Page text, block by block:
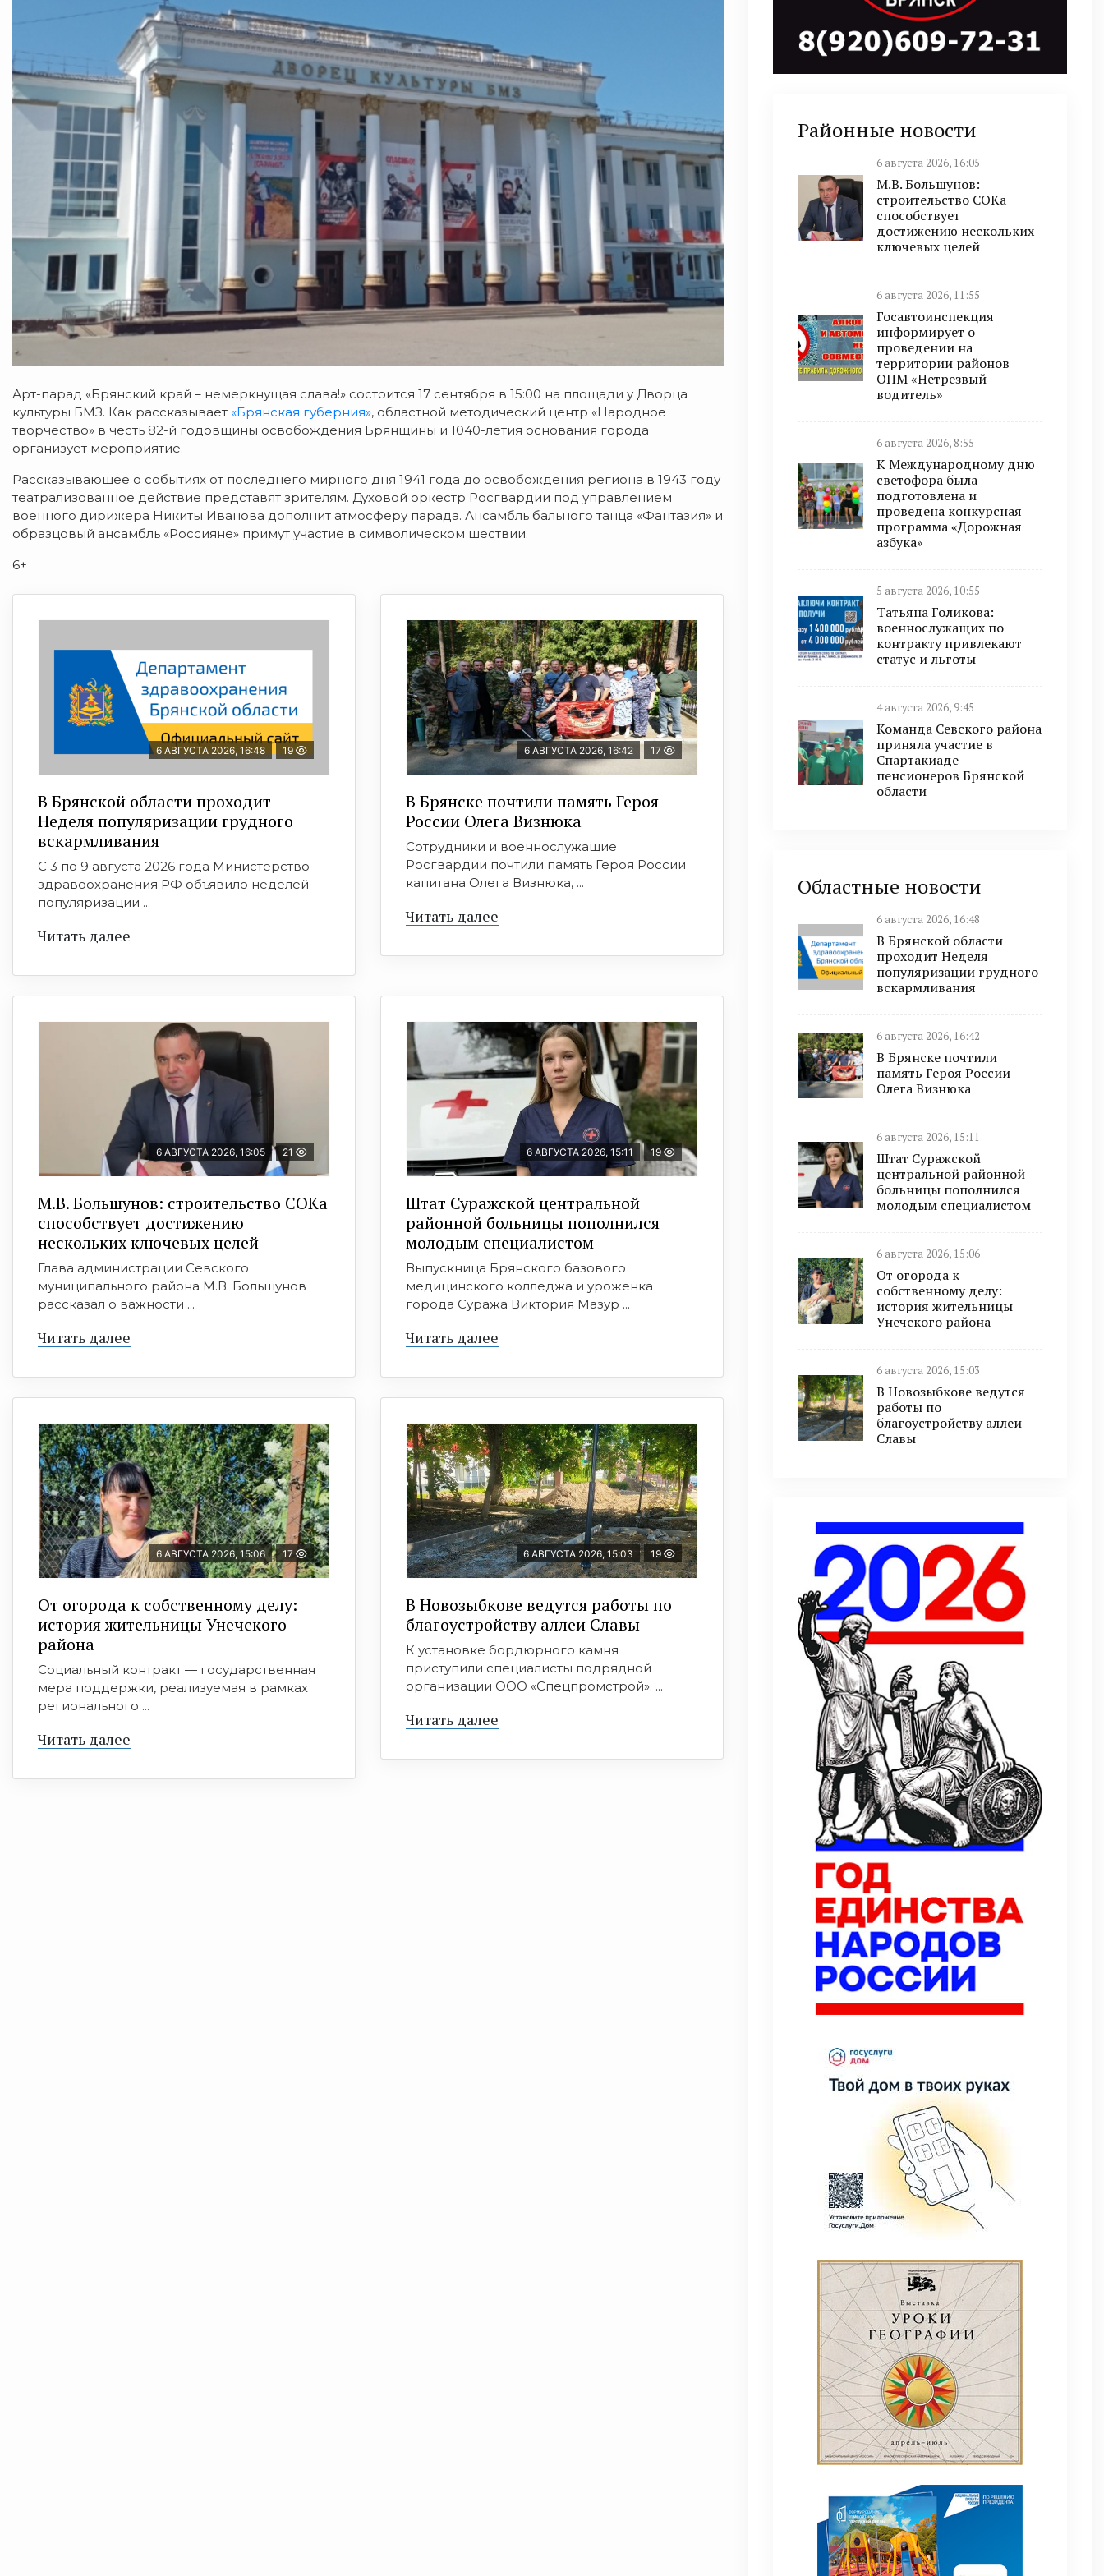
Арт-парад «Брянский край – немеркнущая слава!» состоится 17 сентября в 15:00 на площади у Дворца
культуры БМЗ. Как рассказывает «Брянская губерния», областной методический центр «Народное
творчество» в честь 82-й годовщины освобождения Брянщины и 1040-летия основания города
организует мероприятие.
Рассказывающее о событиях от последнего мирного дня 1941 года до освобождения региона в 1943 году
театрализованное действие представят зрителям. Духовой оркестр Росгвардии под управлением
военного дирижера Никиты Иванова дополнит атмосферу парада. Ансамбль бального танца «Фантазия» и
образцовый ансамбль «Россияне» примут участие в символическом шествии.
6+
6 АВГУСТА 2026, 16:48 19
В Брянской области проходит
Неделя популяризации грудного
вскармливания
С 3 по 9 августа 2026 года Министерство
здравоохранения РФ объявило неделей
популяризации ...
Читать далее
6 АВГУСТА 2026, 16:42 17
В Брянске почтили память Героя
России Олега Визнюка
Сотрудники и военнослужащие
Росгвардии почтили память Героя России
капитана Олега Визнюка, ...
Читать далее
6 АВГУСТА 2026, 16:05 21
М.В. Большунов: строительство СОКа
способствует достижению
нескольких ключевых целей
Глава администрации Севского
муниципального района М.В. Большунов
рассказал о важности ...
Читать далее
6 АВГУСТА 2026, 15:11 19
Штат Суражской центральной
районной больницы пополнился
молодым специалистом
Выпускница Брянского базового
медицинского колледжа и уроженка
города Суража Виктория Мазур ...
Читать далее
6 АВГУСТА 2026, 15:06 17
От огорода к собственному делу:
история жительницы Унечского
района
Социальный контракт — государственная
мера поддержки, реализуемая в рамках
регионального ...
Читать далее
6 АВГУСТА 2026, 15:03 19
В Новозыбкове ведутся работы по
благоустройству аллеи Славы
К установке бордюрного камня
приступили специалисты подрядной
организации ООО «Спецпромстрой». ...
Читать далее
Районные новости
6 августа 2026, 16:05
М.В. Большунов:
строительство СОКа
способствует
достижению нескольких
ключевых целей
6 августа 2026, 11:55
Госавтоинспекция
информирует о
проведении на
территории районов
ОПМ «Нетрезвый
водитель»
6 августа 2026, 8:55
К Международному дню
светофора была
подготовлена и
проведена конкурсная
программа «Дорожная
азбука»
5 августа 2026, 10:55
Татьяна Голикова:
военнослужащих по
контракту привлекают
статус и льготы
4 августа 2026, 9:45
Команда Севского района
приняла участие в
Спартакиаде
пенсионеров Брянской
области
Областные новости
6 августа 2026, 16:48
В Брянской области
проходит Неделя
популяризации грудного
вскармливания
6 августа 2026, 16:42
В Брянске почтили
память Героя России
Олега Визнюка
6 августа 2026, 15:11
Штат Суражской
центральной районной
больницы пополнился
молодым специалистом
6 августа 2026, 15:06
От огорода к
собственному делу:
история жительницы
Унечского района
6 августа 2026, 15:03
В Новозыбкове ведутся
работы по
благоустройству аллеи
Славы